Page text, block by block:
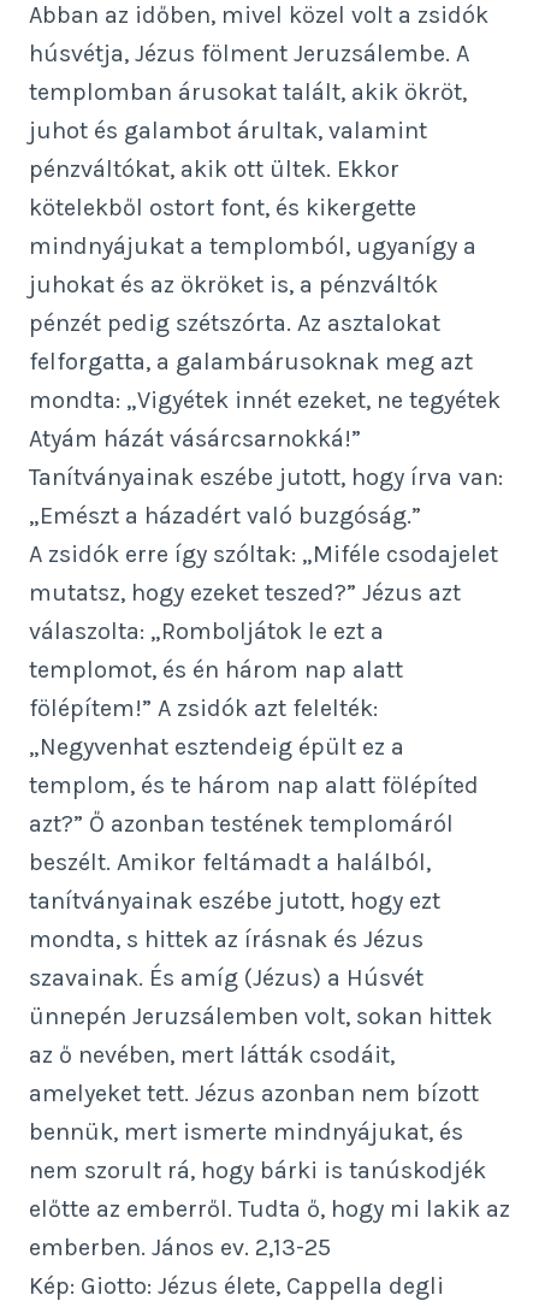
Abban az időben, mivel közel volt a zsidók
húsvétja, Jézus fölment Jeruzsálembe. A
templomban árusokat talált, akik ökröt,
juhot és galambot árultak, valamint
pénzváltókat, akik ott ültek. Ekkor
kötelekből ostort font, és kikergette
mindnyájukat a templomból, ugyanígy a
juhokat és az ökröket is, a pénzváltók
pénzét pedig szétszórta. Az asztalokat
felforgatta, a galambárusoknak meg azt
mondta: „Vigyétek innét ezeket, ne tegyétek
Atyám házát vásárcsarnokká!”
Tanítványainak eszébe jutott, hogy írva van:
„Emészt a házadért való buzgóság.”
A zsidók erre így szóltak: „Miféle csodajelet
mutatsz, hogy ezeket teszed?” Jézus azt
válaszolta: „Romboljátok le ezt a
templomot, és én három nap alatt
fölépítem!” A zsidók azt felelték:
„Negyvenhat esztendeig épült ez a
templom, és te három nap alatt fölépíted
azt?” Ő azonban testének templomáról
beszélt. Amikor feltámadt a halálból,
tanítványainak eszébe jutott, hogy ezt
mondta, s hittek az írásnak és Jézus
szavainak. És amíg (Jézus) a Húsvét
ünnepén Jeruzsálemben volt, sokan hittek
az ő nevében, mert látták csodáit,
amelyeket tett. Jézus azonban nem bízott
bennük, mert ismerte mindnyájukat, és
nem szorult rá, hogy bárki is tanúskodjék
előtte az emberről. Tudta ő, hogy mi lakik az
emberben. János ev. 2,13-25
Kép: Giotto: Jézus élete, Cappella degli